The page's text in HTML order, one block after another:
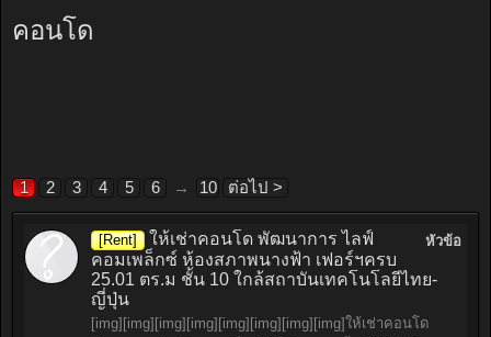
คอนโด
1 2 3 4 5 6 → 10 ต่อไป >
หัวข้อ
[Rent]
ให้เช่าคอนโด พัฒนาการ ไลฟ์
คอมเพล็กซ์ ห้องสภาพนางฟ้า เฟอร์ฯครบ
25.01 ตร.ม ชั้น 10 ใกล้สถาบันเทคโนโลยีไทย-
ญี่ปุ่น
[img][img][img][img][img][img][img][img]ให้เช่าคอนโด